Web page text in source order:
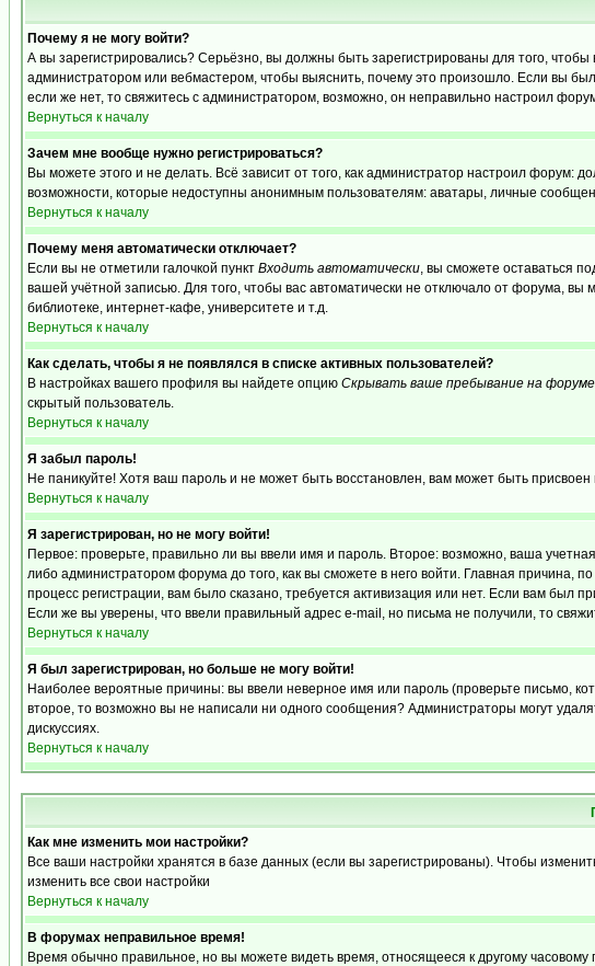
Почему я не могу войти?
А вы зарегистрировались? Серьёзно, вы должны быть зарегистрированы для того,
администратором или вебмастером, чтобы выяснить, почему это произошло. Если вы
если же нет, то свяжитесь с администратором, возможно, он неправильно настроил
Вернуться к началу
Зачем мне вообще нужно регистрироваться?
Вы можете этого и не делать. Всё зависит от того, как администратор настроил
возможности, которые недоступны анонимным пользователям: аватары, личные
Вернуться к началу
Почему меня автоматически отключает?
Если вы не отметили галочкой пункт Входить автоматически, вы сможете оставаться
вашей учётной записью. Для того, чтобы вас автоматически не отключало от форума, вы
библиотеке, интернет-кафе, университете и т.д.
Вернуться к началу
Как сделать, чтобы я не появлялся в списке активных пользователей?
В настройках вашего профиля вы найдете опцию Скрывать ваше пребывание на форуме
скрытый пользователь.
Вернуться к началу
Я забыл пароль!
Не паникуйте! Хотя ваш пароль и не может быть восстановлен, вам может быть присвоен
Вернуться к началу
Я зарегистрирован, но не могу войти!
Первое: проверьте, правильно ли вы ввели имя и пароль. Второе: возможно, ваша
либо администратором форума до того, как вы сможете в него войти. Главная
процесс регистрации, вам было сказано, требуется активизация или нет. Если вам был
Если же вы уверены, что ввели правильный адрес e-mail, но письма не получили, то
Вернуться к началу
Я был зарегистрирован, но больше не могу войти!
Наиболее вероятные причины: вы ввели неверное имя или пароль (проверьте письмо,
второе, то возможно вы не написали ни одного сообщения? Администраторы могут
дискуссиях.
Вернуться к началу
Как мне изменить мои настройки?
Все ваши настройки хранятся в базе данных (если вы зарегистрированы). Чтобы
изменить все свои настройки
Вернуться к началу
В форумах неправильное время!
Время обычно правильное, но вы можете видеть время, относящееся к другому